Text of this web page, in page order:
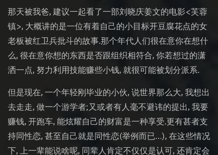
那天被我爸, 建议一起看了一部刘晓庆姜文的电影<芙蓉
镇>, 大概讲的是一位有着自己的小目标开豆腐花点的女
老板被红卫兵批斗的故事.那个年代人们很在意你在想什
么, 很在意你想的东西是否跟组织相符合, 你若想过的潇
洒一点, 努力利用技能赚些小钱, 就很可能被划分派系.
但是现在, 一个年轻刚毕业的小伙, 说世界那么大, 我想出
去走走, 做一个游学者;又或者有人毫不避讳的提出, 我要
赚钱, 开跑车, 能炫耀自己的财富是一种享受.更有甚者支
持同性恋, 甚至自己就是同性恋(举例而已…), 在这些情况
下, 上一辈能说啥呢, 同辈人肯定不仅仅是认可, 还肯定会